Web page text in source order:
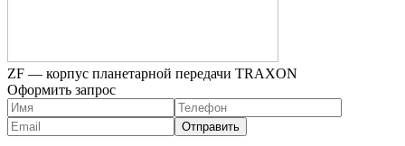
ZF — корпус планетарной передачи TRAXON
Оформить запрос